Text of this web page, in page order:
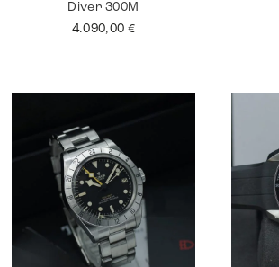
Diver 300M
4.090,00 €